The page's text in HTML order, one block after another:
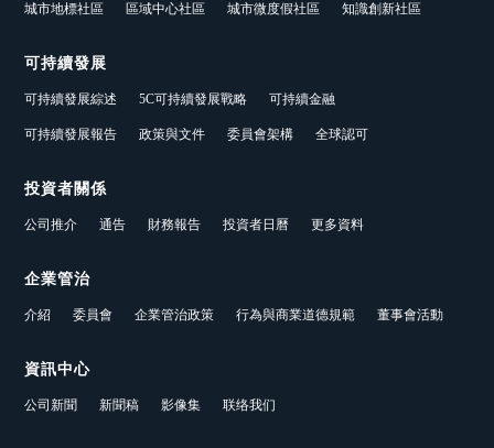
城市地標社區 區域中心社區 城市微度假社區 知識創新社區
可持續發展
可持續發展綜述 5C可持續發展戰略 可持續金融
可持續發展報告 政策與文件 委員會架構 全球認可
投資者關係
公司推介 通告 財務報告 投資者日曆 更多資料
企業管治
介紹 委員會 企業管治政策 行為與商業道德規範 董事會活動
資訊中心
公司新聞 新聞稿 影像集 联络我们